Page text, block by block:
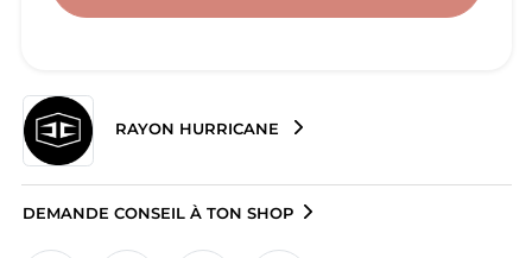
RAYON HURRICANE
DEMANDE CONSEIL À TON SHOP